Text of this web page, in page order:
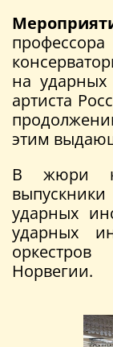
на ударных
артиста
этим
В жюри
ударных
ударных
Норвегии.